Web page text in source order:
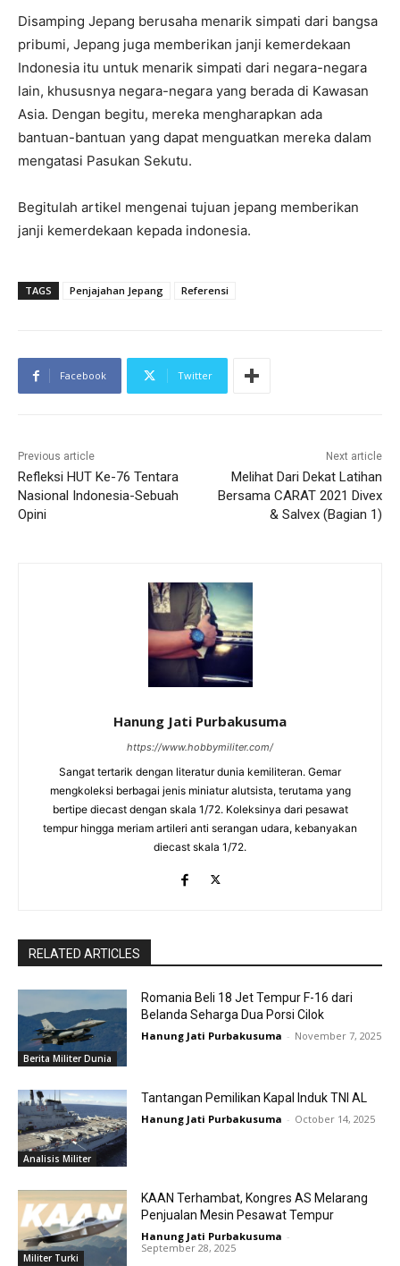
Disamping Jepang berusaha menarik simpati dari bangsa
pribumi, Jepang juga memberikan janji kemerdekaan
Indonesia itu untuk menarik simpati dari negara-negara
lain, khususnya negara-negara yang berada di Kawasan
Asia. Dengan begitu, mereka mengharapkan ada
bantuan-bantuan yang dapat menguatkan mereka dalam
mengatasi Pasukan Sekutu.
Begitulah artikel mengenai tujuan jepang memberikan
janji kemerdekaan kepada indonesia.
TAGS Penjajahan Jepang Referensi
Facebook Twitter
Previous article
Refleksi HUT Ke-76 Tentara
Nasional Indonesia-Sebuah
Opini
Next article
Melihat Dari Dekat Latihan
Bersama CARAT 2021 Divex
& Salvex (Bagian 1)
Hanung Jati Purbakusuma
https://www.hobbymiliter.com/
Sangat tertarik dengan literatur dunia kemiliteran. Gemar
mengkoleksi berbagai jenis miniatur alutsista, terutama yang
bertipe diecast dengan skala 1/72. Koleksinya dari pesawat
tempur hingga meriam artileri anti serangan udara, kebanyakan
diecast skala 1/72.
RELATED ARTICLES
Berita Militer Dunia
Romania Beli 18 Jet Tempur F-16 dari
Belanda Seharga Dua Porsi Cilok
Hanung Jati Purbakusuma - November 7, 2025
Analisis Militer
Tantangan Pemilikan Kapal Induk TNI AL
Hanung Jati Purbakusuma - October 14, 2025
Militer Turki
KAAN Terhambat, Kongres AS Melarang
Penjualan Mesin Pesawat Tempur
Hanung Jati Purbakusuma -
September 28, 2025